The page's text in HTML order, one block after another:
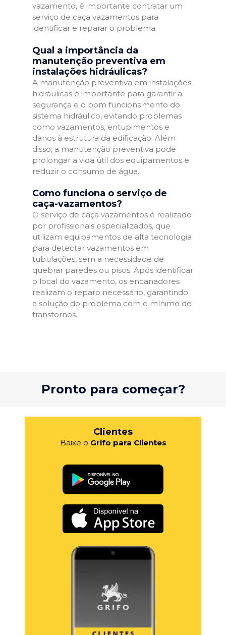
vazamento, é importante contratar um
serviço de caça vazamentos para
identificar e reparar o problema.
Qual a importância da
manutenção preventiva em
instalações hidráulicas?
A manutenção preventiva em instalações
hidráulicas é importante para garantir a
segurança e o bom funcionamento do
sistema hidráulico, evitando problemas
como vazamentos, entupimentos e
danos à estrutura da edificação. Além
disso, a manutenção preventiva pode
prolongar a vida útil dos equipamentos e
reduzir o consumo de água.
Como funciona o serviço de
caça-vazamentos?
O serviço de caça vazamentos é realizado
por profissionais especializados, que
utilizam equipamentos de alta tecnologia
para detectar vazamentos em
tubulações, sem a necessidade de
quebrar paredes ou pisos. Após identificar
o local do vazamento, os encanadores
realizam o reparo necessário, garantindo
a solução do problema com o mínimo de
transtornos.
Pronto para começar?
Clientes
Baixe o Grifo para Clientes